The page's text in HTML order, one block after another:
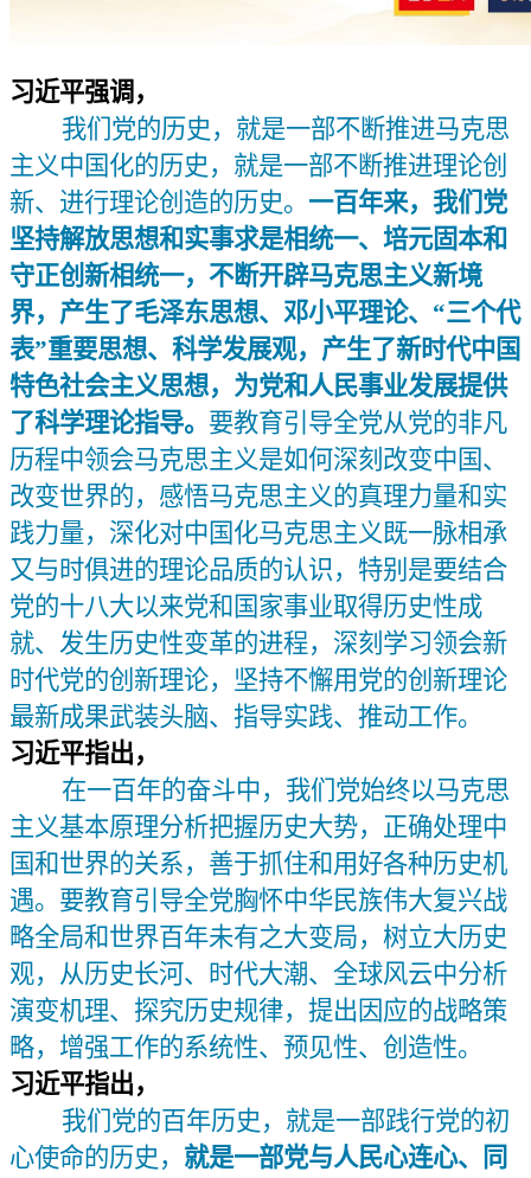
习近平强调，
我们党的历史，就是一部不断推进马克思
主义中国化的历史，就是一部不断推进理论创
新、进行理论创造的历史。 一百年来，我们党
坚持解放思想和实事求是相统一、培元固本和
守正创新相统一，不断开辟马克思主义新境
界，产生了毛泽东思想、邓小平理论、“三个代
表”重要思想、科学发展观，产生了新时代中国
特色社会主义思想，为党和人民事业发展提供
了科学理论指导。 要教育引导全党从党的非凡
历程中领会马克思主义是如何深刻改变中国、
改变世界的，感悟马克思主义的真理力量和实
践力量，深化对中国化马克思主义既一脉相承
又与时俱进的理论品质的认识，特别是要结合
党的十八大以来党和国家事业取得历史性成
就、发生历史性变革的进程，深刻学习领会新
时代党的创新理论，坚持不懈用党的创新理论
最新成果武装头脑、指导实践、推动工作。
习近平指出，
在一百年的奋斗中，我们党始终以马克思
主义基本原理分析把握历史大势，正确处理中
国和世界的关系，善于抓住和用好各种历史机
遇。要教育引导全党胸怀中华民族伟大复兴战
略全局和世界百年未有之大变局，树立大历史
观，从历史长河、时代大潮、全球风云中分析
演变机理、探究历史规律，提出因应的战略策
略，增强工作的系统性、预见性、创造性。
习近平指出，
我们党的百年历史，就是一部践行党的初
心使命的历史， 就是一部党与人民心连心、同